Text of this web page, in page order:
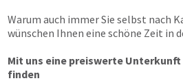
Warum auch immer Sie selbst nach
wünschen Ihnen eine schöne Zeit in
Mit uns eine preiswerte
finden